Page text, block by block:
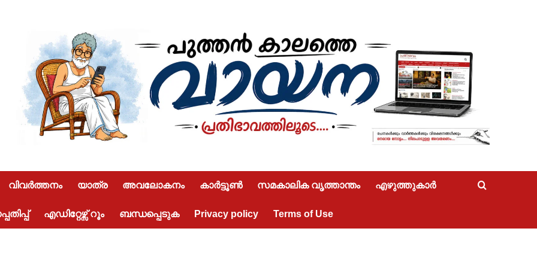
വിവർത്തനം യാത്ര അവലോകനം കാർട്ടൂൺ സമകാലിക വൃത്താന്തം എഴുത്തുകാർ
എഡിറ്റേഴ്സ് റൂം ബന്ധപ്പെടുക Privacy policy Terms of Use